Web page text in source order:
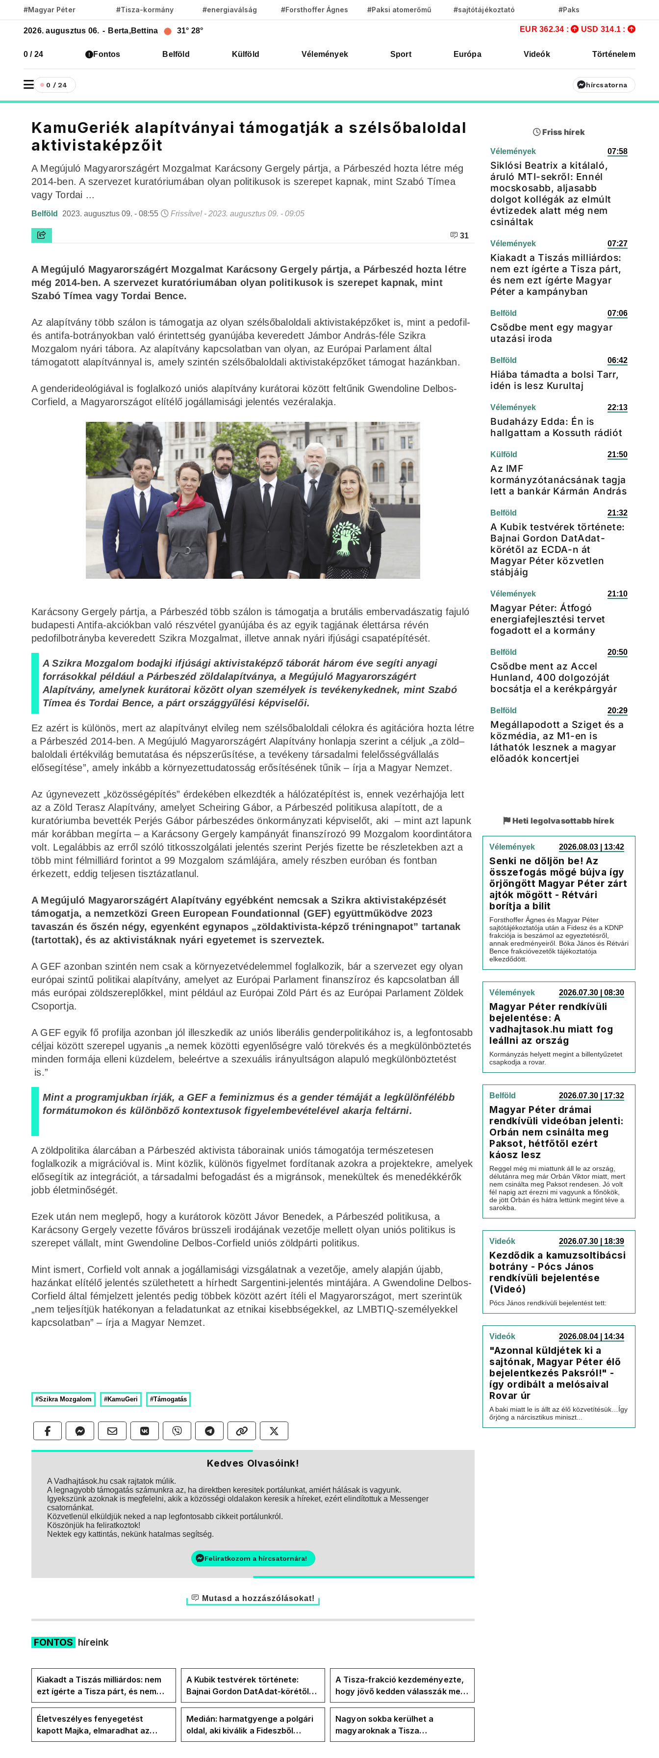
#Magyar Péter #Tisza-kormány #energiaválság #Forsthoffer Ágnes #Paksi atomerőmű #sajtótájékoztató #Paks
2026. augusztus 06. - Berta,Bettina 31° 28° EUR 362.34 : USD 314.1 :
0 / 24 Fontos Belföld Külföld Vélemények Sport Európa Videók Történelem
0 / 24 hírcsatorna
KamuGeriék alapítványai támogatják a szélsőbaloldal
aktivistaképzőit
A Megújuló Magyarországért Mozgalmat Karácsony Gergely pártja, a Párbeszéd hozta létre még
2014-ben. A szervezet kuratóriumában olyan politikusok is szerepet kapnak, mint Szabó Tímea
vagy Tordai ...
Belföld 2023. augusztus 09. - 08:55 Frissítve! - 2023. augusztus 09. - 09:05
31
A Megújuló Magyarországért Mozgalmat Karácsony Gergely pártja, a Párbeszéd hozta létre
még 2014-ben. A szervezet kuratóriumában olyan politikusok is szerepet kapnak, mint
Szabó Tímea vagy Tordai Bence.
Az alapítvány több szálon is támogatja az olyan szélsőbaloldali aktivistaképzőket is, mint a pedofil-
és antifa-botrányokban való érintettség gyanújába keveredett Jámbor András-féle Szikra
Mozgalom nyári tábora. Az alapítvány kapcsolatban van olyan, az Európai Parlament által
támogatott alapítvánnyal is, amely szintén szélsőbaloldali aktivistaképzőket támogat hazánkban.
A genderideológiával is foglalkozó uniós alapítvány kurátorai között feltűnik Gwendoline Delbos-
Corfield, a Magyarországot elítélő jogállamisági jelentés vezéralakja.
Karácsony Gergely pártja, a Párbeszéd több szálon is támogatja a brutális embervadászatig fajuló
budapesti Antifa-akciókban való részvétel gyanújába és az egyik tagjának élettársa révén
pedofilbotrányba keveredett Szikra Mozgalmat, illetve annak nyári ifjúsági csapatépítését.
A Szikra Mozgalom bodajki ifjúsági aktivistaképző táborát három éve segíti anyagi
forrásokkal például a Párbeszéd zöldalapítványa, a Megújuló Magyarországért
Alapítvány, amelynek kurátorai között olyan személyek is tevékenykednek, mint Szabó
Tímea és Tordai Bence, a párt országgyűlési képviselői.
Ez azért is különös, mert az alapítványt elvileg nem szélsőbaloldali célokra és agitációra hozta létre
a Párbeszéd 2014-ben. A Megújuló Magyarországért Alapítvány honlapja szerint a céljuk „a zöld–
baloldali értékvilág bemutatása és népszerűsítése, a tevékeny társadalmi felelősségvállalás
elősegítése”, amely inkább a környezettudatosság erősítésének tűnik – írja a Magyar Nemzet.
Az úgynevezett „közösségépítés” érdekében elkezdték a hálózatépítést is, ennek vezérhajója lett
az a Zöld Terasz Alapítvány, amelyet Scheiring Gábor, a Párbeszéd politikusa alapított, de a
kuratóriumba bevették Perjés Gábor párbeszédes önkormányzati képviselőt, aki – mint azt lapunk
már korábban megírta – a Karácsony Gergely kampányát finanszírozó 99 Mozgalom koordintátora
volt. Legalábbis az erről szóló titkosszolgálati jelentés szerint Perjés fizette be részletekben azt a
több mint félmilliárd forintot a 99 Mozgalom számlájára, amely részben euróban és fontban
érkezett, eddig teljesen tisztázatlanul.
A Megújuló Magyarországért Alapítvány egyébként nemcsak a Szikra aktivistaképzését
támogatja, a nemzetközi Green European Foundationnal (GEF) együttműködve 2023
tavaszán és őszén négy, egyenként egynapos „zöldaktivista-képző tréningnapot” tartanak
(tartottak), és az aktivistáknak nyári egyetemet is szerveztek.
A GEF azonban szintén nem csak a környezetvédelemmel foglalkozik, bár a szervezet egy olyan
európai szintű politikai alapítvány, amelyet az Európai Parlament finanszíroz és kapcsolatban áll
más európai zöldszereplőkkel, mint például az Európai Zöld Párt és az Európai Parlament Zöldek
Csoportja.
A GEF egyik fő profilja azonban jól illeszkedik az uniós liberális genderpolitikához is, a legfontosabb
céljai között szerepel ugyanis „a nemek közötti egyenlőségre való törekvés és a megkülönböztetés
minden formája elleni küzdelem, beleértve a szexuális irányultságon alapuló megkülönböztetést
is.”
Mint a programjukban írják, a GEF a feminizmus és a gender témáját a legkülönfélébb
formátumokon és különböző kontextusok figyelembevételével akarja feltárni.
A zöldpolitika álarcában a Párbeszéd aktivista táborainak uniós támogatója természetesen
foglalkozik a migrációval is. Mint közlik, különös figyelmet fordítanak azokra a projektekre, amelyek
elősegítik az integrációt, a társadalmi befogadást és a migránsok, menekültek és menedékkérők
jobb életminőségét.
Ezek után nem meglepő, hogy a kurátorok között Jávor Benedek, a Párbeszéd politikusa, a
Karácsony Gergely vezette főváros brüsszeli irodájának vezetője mellett olyan uniós politikus is
szerepet vállalt, mint Gwendoline Delbos-Corfield uniós zöldpárti politikus.
Mint ismert, Corfield volt annak a jogállamisági vizsgálatnak a vezetője, amely alapján újabb,
hazánkat elítélő jelentés születhetett a hírhedt Sargentini-jelentés mintájára. A Gwendoline Delbos-
Corfield által fémjelzett jelentés pedig többek között azért ítéli el Magyarországot, mert szerintük
„nem teljesítjük hatékonyan a feladatunkat az etnikai kisebbségekkel, az LMBTIQ-személyekkel
kapcsolatban” – írja a Magyar Nemzet.
#Szikra Mozgalom #KamuGeri #Támogatás
Kedves Olvasóink!
A Vadhajtások.hu csak rajtatok múlik.
A legnagyobb támogatás számunkra az, ha direktben keresitek portálunkat, amiért hálásak is vagyunk.
Igyekszünk azoknak is megfelelni, akik a közösségi oldalakon keresik a híreket, ezért elindítottuk a Messenger
csatornánkat.
Közvetlenül elküldjük neked a nap legfontosabb cikkeit portálunkról.
Köszönjük ha feliratkoztok!
Nektek egy kattintás, nekünk hatalmas segítség.
Feliratkozom a hírcsatornára!
Mutasd a hozzászólásokat!
FONTOS híreink
Kiakadt a Tiszás milliárdos: nem
ezt ígérte a Tisza párt, és nem
ezt ígérte Magyar Péter a
kampányban
A Kubik testvérek története:
Bajnai Gordon DatAdat-körétől
az ECDA-n át Magyar Péter
közvetlen stábjáig
A Tisza-frakció kezdeményezte,
hogy jövő kedden válasszák meg
az új köztársasági elnököt
Életveszélyes fenyegetést
kapott Majka, elmaradhat az
erdélyi koncertje
Medián: harmatgyenge a polgári
oldal, aki kiválik a Fideszből
elbúcsúzhat 2030-ban
Nagyon sokba kerülhet a
magyaroknak a Tisza
felkészületlensége
Friss hírek
Vélemények 07:58
Siklósi Beatrix a kitálaló,
áruló MTI-sekről: Ennél
mocskosabb, aljasabb
dolgot kollégák az elmúlt
évtizedek alatt még nem
csináltak
Vélemények 07:27
Kiakadt a Tiszás milliárdos:
nem ezt ígérte a Tisza párt,
és nem ezt ígérte Magyar
Péter a kampányban
Belföld 07:06
Csődbe ment egy magyar
utazási iroda
Belföld 06:42
Hiába támadta a bolsi Tarr,
idén is lesz Kurultaj
Vélemények 22:13
Budaházy Edda: Én is
hallgattam a Kossuth rádiót
Külföld 21:50
Az IMF
kormányzótanácsának tagja
lett a bankár Kármán András
Belföld 21:32
A Kubik testvérek története:
Bajnai Gordon DatAdat-
körétől az ECDA-n át
Magyar Péter közvetlen
stábjáig
Vélemények 21:10
Magyar Péter: Átfogó
energiafejlesztési tervet
fogadott el a kormány
Belföld 20:50
Csődbe ment az Accel
Hunland, 400 dolgozóját
bocsátja el a kerékpárgyár
Belföld 20:29
Megállapodott a Sziget és a
közmédia, az M1-en is
láthatók lesznek a magyar
előadók koncertjei
Heti legolvasottabb hírek
Vélemények 2026.08.03 | 13:42
Senki ne dőljön be! Az
összefogás mögé bújva így
őrjöngött Magyar Péter zárt
ajtók mögött - Rétvári
borítja a bilit
Forsthoffer Ágnes és Magyar Péter
sajtótájékoztatója után a Fidesz és a KDNP
frakciója is beszámol az egyeztetésről,
annak eredményeiről. Bóka János és Rétvári
Bence frakcióvezetők tájékoztatója
elkezdődött.
Vélemények 2026.07.30 | 08:30
Magyar Péter rendkívüli
bejelentése: A
vadhajtasok.hu miatt fog
leállni az ország
Kormányzás helyett megint a billentyűzetet
csapkodja a rovar.
Belföld 2026.07.30 | 17:32
Magyar Péter drámai
rendkívüli videóban jelenti:
Orbán nem csinálta meg
Paksot, hétfőtől ezért
káosz lesz
Reggel még mi miattunk áll le az ország,
délutánra meg már Orbán Viktor miatt, mert
nem csinálta meg Paksot rendesen. Jó volt
fél napig azt érezni mi vagyunk a főnökök,
de jött Orbán és hátra lettünk megint téve a
sarokba.
Videók 2026.07.30 | 18:39
Kezdődik a kamuzsoltibácsi
botrány - Pócs János
rendkívüli bejelentése
(Videó)
Pócs János rendkívüli bejelentést tett:
Videók 2026.08.04 | 14:34
"Azonnal küldjétek ki a
sajtónak, Magyar Péter élő
bejelentkezés Paksról!" -
így ordibált a melósaival
Rovar úr
A baki miatt le is állt az élő közvetítésük…Így
őrjöng a nárcisztikus miniszt...